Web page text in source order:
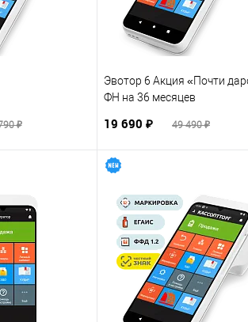
₽
Эвотор 6 Акция «Почти
ФН на 36 месяцев
19 690 ₽ 49 490 ₽